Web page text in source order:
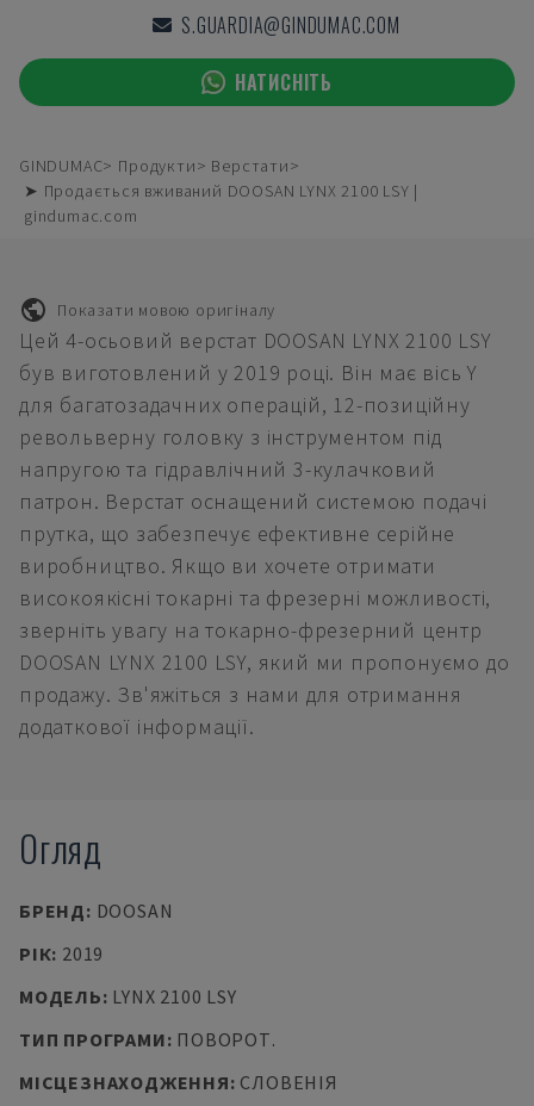
S.GUARDIA@GINDUMAC.COM
НАТИСНІТЬ
GINDUMAC Продукти
Верстати
➤ Продається вживаний DOOSAN LYNX 2100 LSY |
gindumac.com
Показати мовою оригіналу
Цей 4-осьовий верстат DOOSAN LYNX 2100 LSY
був виготовлений у 2019 році. Він має вісь Y
для багатозадачних операцій, 12-позиційну
револьверну головку з інструментом під
напругою та гідравлічний 3-кулачковий
патрон. Верстат оснащений системою подачі
прутка, що забезпечує ефективне серійне
виробництво. Якщо ви хочете отримати
високоякісні токарні та фрезерні можливості,
зверніть увагу на токарно-фрезерний центр
DOOSAN LYNX 2100 LSY, який ми пропонуємо до
продажу. Зв'яжіться з нами для отримання
додаткової інформації.
Огляд
БРЕНД: DOOSAN
РІК: 2019
МОДЕЛЬ: LYNX 2100 LSY
ТИП ПРОГРАМИ: ПОВОРОТ.
МІСЦЕЗНАХОДЖЕННЯ: СЛОВЕНІЯ